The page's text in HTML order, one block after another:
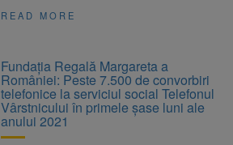
READ MORE
Fundaţia Regală Margareta a
României: Peste 7.500 de convorbiri
telefonice la serviciul social Telefonul
Vârstnicului în primele şase luni ale
anului 2021